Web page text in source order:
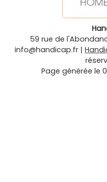
59 rue de
info@handicap.fr |
Page générée le